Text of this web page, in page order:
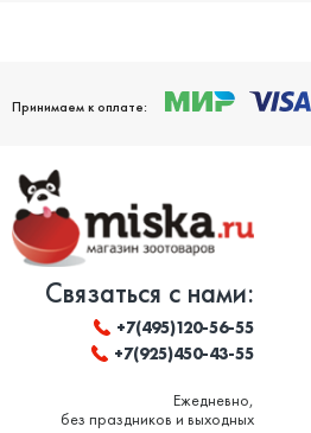
Принимаем к оплате:
Связаться с нами:
+7(495)120-56-55
+7(925)450-43-55
Ежедневно,
без праздников и выходных